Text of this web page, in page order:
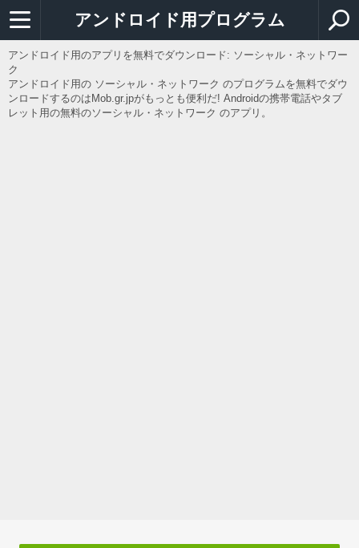
アンドロイド用プログラム
アンドロイド用のアプリを無料でダウンロード: ソーシャル・ネットワー
ク
アンドロイド用の ソーシャル・ネットワーク のプログラムを無料でダウ
ンロードするのはMob.gr.jpがもっとも便利だ! Androidの携帯電話やタブ
レット用の無料のソーシャル・ネットワーク のアプリ。